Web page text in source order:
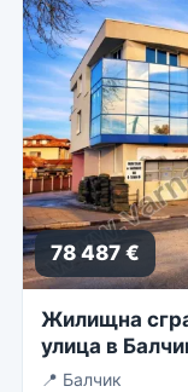
78 487 €
Жилищна
улица в
📍 Балчик